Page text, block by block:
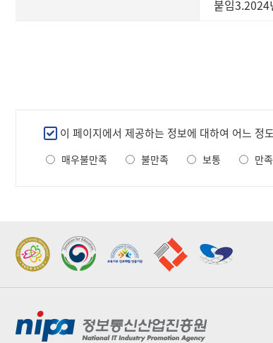
붙임3.2024
만
족
도
이 페이지에서 제공하는 정보에 대하여 어느 정
매우불만족 불만족 보통 만족
2022 가족친화우수기관
표창
2022 지역문
플랫폼 표창